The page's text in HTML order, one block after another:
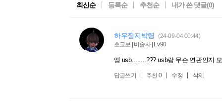
최신순 등록순 추천순 내가 쓴 댓글(0)
하우징지박령
(24-09-04 00:44)
초코보 | 비술사 | Lv.90
엥 usb........??? usb랑 무슨 연관인지
답글쓰기 추천 0 수정 삭제